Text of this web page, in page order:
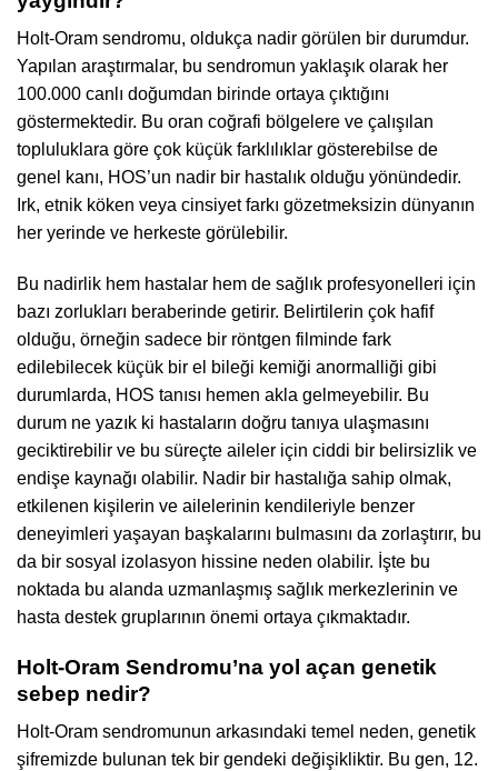
Holt-Oram sendromu, oldukça nadir görülen bir durumdur.
Yapılan araştırmalar, bu sendromun yaklaşık olarak her
100.000 canlı doğumdan birinde ortaya çıktığını
göstermektedir. Bu oran coğrafi bölgelere ve çalışılan
topluluklara göre çok küçük farklılıklar gösterebilse de
genel kanı, HOS’un nadir bir hastalık olduğu yönündedir.
Irk, etnik köken veya cinsiyet farkı gözetmeksizin dünyanın
her yerinde ve herkeste görülebilir.
Bu nadirlik hem hastalar hem de sağlık profesyonelleri için
bazı zorlukları beraberinde getirir. Belirtilerin çok hafif
olduğu, örneğin sadece bir röntgen filminde fark
edilebilecek küçük bir el bileği kemiği anormalliği gibi
durumlarda, HOS tanısı hemen akla gelmeyebilir. Bu
durum ne yazık ki hastaların doğru tanıya ulaşmasını
geciktirebilir ve bu süreçte aileler için ciddi bir belirsizlik ve
endişe kaynağı olabilir. Nadir bir hastalığa sahip olmak,
etkilenen kişilerin ve ailelerinin kendileriyle benzer
deneyimleri yaşayan başkalarını bulmasını da zorlaştırır, bu
da bir sosyal izolasyon hissine neden olabilir. İşte bu
noktada bu alanda uzmanlaşmış sağlık merkezlerinin ve
hasta destek gruplarının önemi ortaya çıkmaktadır.
Holt-Oram Sendromu’na yol açan genetik
sebep nedir?
Holt-Oram sendromunun arkasındaki temel neden, genetik
şifremizde bulunan tek bir gendeki değişikliktir. Bu gen, 12.